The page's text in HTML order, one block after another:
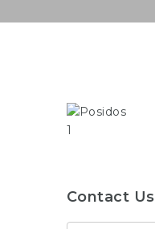
Contact Us